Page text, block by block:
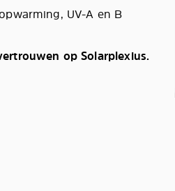
UV-A en B
op Solarplexius.